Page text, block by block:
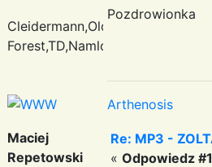
Cleidermann,Oldfield,Enigma,Deep
Forest,TD,Namlook
Pozdrowionka
Arthenosis
Maciej
Repetowski
Re: MP3 -
« Odpowiedz